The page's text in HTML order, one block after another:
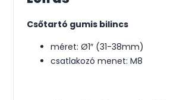
Csőtartó gumis bilincs
méret: Ø1″ (31-38mm)
csatlakozó menet: M8